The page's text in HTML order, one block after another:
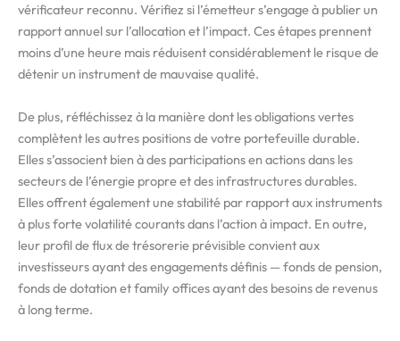
vérificateur reconnu. Vérifiez si l’émetteur s’engage à publier un
rapport annuel sur l’allocation et l’impact. Ces étapes prennent
moins d’une heure mais réduisent considérablement le risque de
détenir un instrument de mauvaise qualité.
De plus, réfléchissez à la manière dont les obligations vertes
complètent les autres positions de votre portefeuille durable.
Elles s’associent bien à des participations en actions dans les
secteurs de l’énergie propre et des infrastructures durables.
Elles offrent également une stabilité par rapport aux instruments
à plus forte volatilité courants dans l’action à impact. En outre,
leur profil de flux de trésorerie prévisible convient aux
investisseurs ayant des engagements définis — fonds de pension,
fonds de dotation et family offices ayant des besoins de revenus
à long terme.